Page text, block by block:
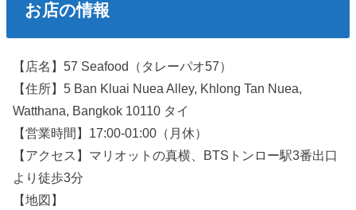
お店の情報
【店名】57 Seafood（タレーパオ57）
【住所】5 Ban Kluai Nuea Alley, Khlong Tan Nuea,
Watthana, Bangkok 10110 タイ
【営業時間】17:00-01:00（月休）
【アクセス】マリオットの真横、BTSトンロー駅3番出口
より徒歩3分
【地図】